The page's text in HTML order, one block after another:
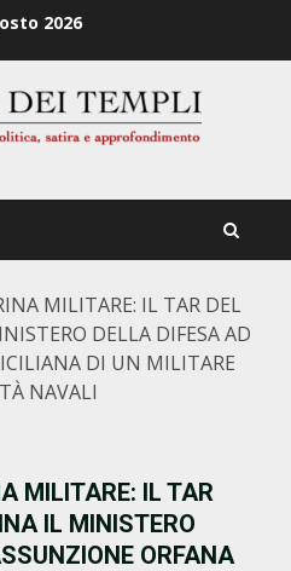
2026
MILITARE: IL TAR DEL
DELLA DIFESA AD
DI UN MILITARE
NAVALI
MILITARE: IL TAR
IL MINISTERO
ORFANA